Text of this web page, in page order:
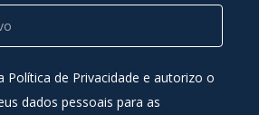
Política de Privacidade e autorizo o
dados pessoais para as